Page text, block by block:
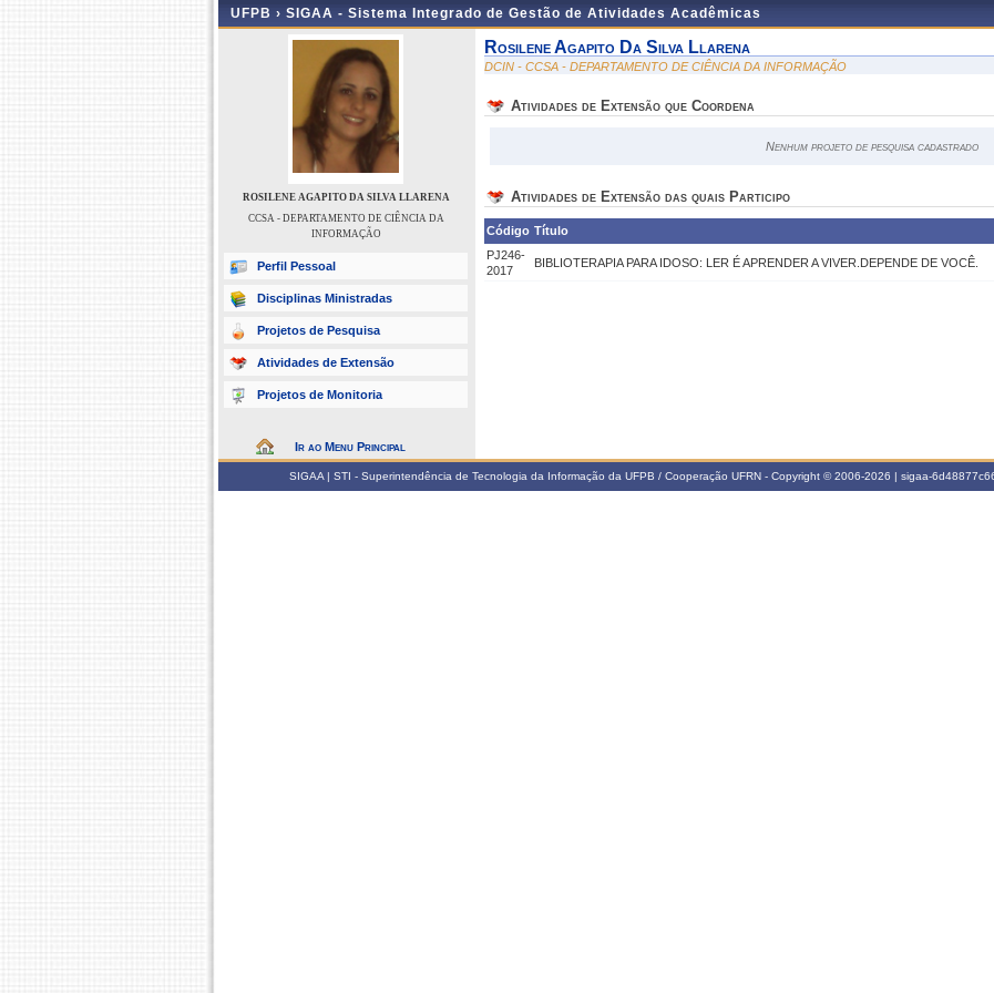
UFPB › SIGAA - Sistema Integrado de Gestão de Atividades Acadêmicas
ROSILENE AGAPITO DA SILVA LLARENA
CCSA - DEPARTAMENTO DE CIÊNCIA DA
INFORMAÇÃO
Perfil Pessoal
Disciplinas Ministradas
Projetos de Pesquisa
Atividades de Extensão
Projetos de Monitoria
Ir ao Menu Principal
Rosilene Agapito Da Silva Llarena
DCIN - CCSA - DEPARTAMENTO DE CIÊNCIA DA INFORMAÇÃO
Atividades de Extensão que Coordena
Nenhum projeto de pesquisa cadastrado
Atividades de Extensão das quais Participo
Código Título
PJ246-
2017
BIBLIOTERAPIA PARA IDOSO: LER É APRENDER A VIVER.DEPENDE DE VOCÊ.
SIGAA | STI - Superintendência de Tecnologia da Informação da UFPB / Cooperação UFRN - Copyright © 2006-2026 | sigaa-